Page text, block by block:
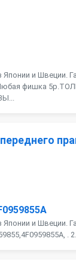
и Швеции.
фишка
и Швеции.
.